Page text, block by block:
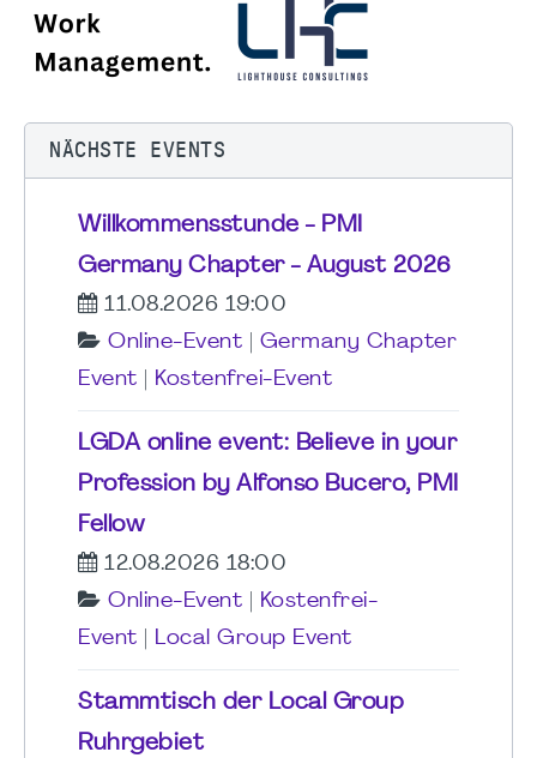
NÄCHSTE EVENTS
Willkommensstunde - PMI
Germany Chapter - August 2026
11.08.2026 19:00
Online-Event
Germany Chapter
Event
Kostenfrei-Event
LGDA online event: Believe in your
Profession by Alfonso Bucero, PMI
Fellow
12.08.2026 18:00
Online-Event
Kostenfrei-
Event
Local Group Event
Stammtisch der Local Group
Ruhrgebiet